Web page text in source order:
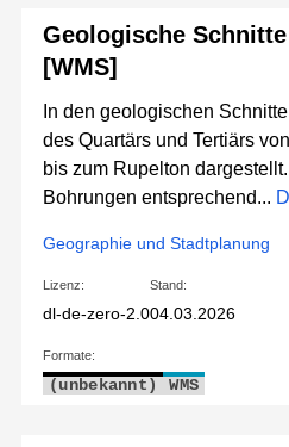
Geologische
[WMS]
In den geologischen
des Quartärs und Tertiärs
bis zum Rupelton
Bohrungen entsprechend...
Geographie und Stadtplanung
Lizenz:
dl-de-zero-2.0
Stand:
04.03.2026
Formate:
(unbekannt) WMS